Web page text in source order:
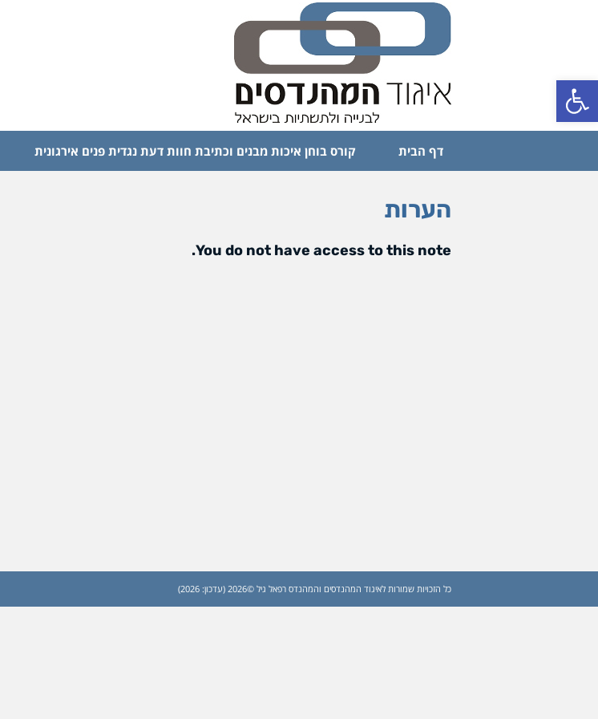
פתח סרגל נגישות
דף הבית קורס בוחן איכות מבנים וכתיבת חוות דעת נגדית פנים אירגונית
הערות
You do not have access to this note.
כל הזכויות שמורות לאיגוד המהנדסים והמהנדס רפאל גיל ©2026 (עדכון: 2026)